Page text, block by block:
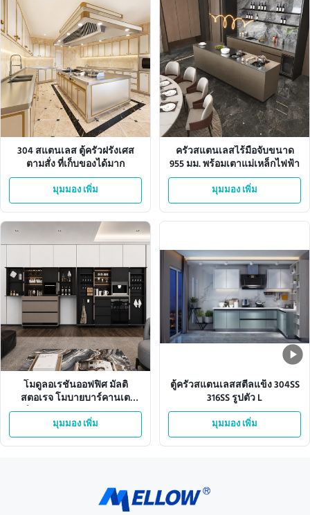
304 สแตนเลส ตู้ครัวฝรั่งเศส
ตามสั่ง ที่เก็บของได้มาก
มุมมอง เพิ่ม
ครัวสแตนเลสไร้มือจับขนาด
955 มม. พร้อมเตาแม่เหล็กไฟฟ้า
มุมมอง เพิ่ม
โมดูลอเรชั่นออฟฟิศ มัลติ
สตอเรจ โมบายบาร์คานเต
อร์สําหรับสํานักงานผู้บริหาร
มุมมอง เพิ่ม
ตู้ครัวสแตนเลสสตีลแข็ง 304SS
316SS รูปตัว L
มุมมอง เพิ่ม